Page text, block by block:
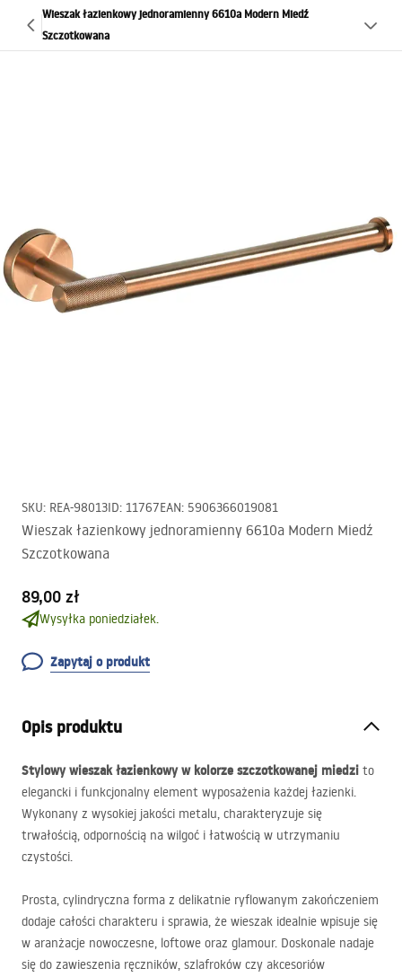
Wieszak łazienkowy jednoramienny 6610a Modern Miedź
Szczotkowana
SKU: REA-98013ID: 11767EAN: 5906366019081
Wieszak łazienkowy jednoramienny 6610a Modern Miedź
Szczotkowana
89,00 zł
Wysyłka poniedziałek.
Zapytaj o produkt
Opis produktu
Stylowy wieszak łazienkowy w kolorze szczotkowanej miedzi to
elegancki i funkcjonalny element wyposażenia każdej łazienki.
Wykonany z wysokiej jakości metalu, charakteryzuje się
trwałością, odpornością na wilgoć i łatwością w utrzymaniu
czystości.
Prosta, cylindryczna forma z delikatnie ryflowanym zakończeniem
dodaje całości charakteru i sprawia, że wieszak idealnie wpisuje się
w aranżacje nowoczesne, loftowe oraz glamour. Doskonale nadaje
się do zawieszenia ręczników, szlafroków czy akcesoriów